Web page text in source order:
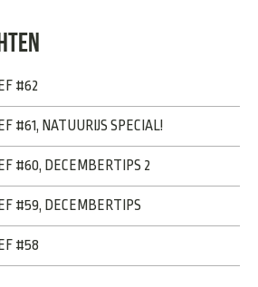
#62
#61, NATUURIJS SPECIAL!
#60, DECEMBERTIPS 2
#59, DECEMBERTIPS
#58